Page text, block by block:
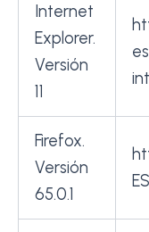
Internet
Explorer.
Versión
11
Firefox.
Versión
65.0.1